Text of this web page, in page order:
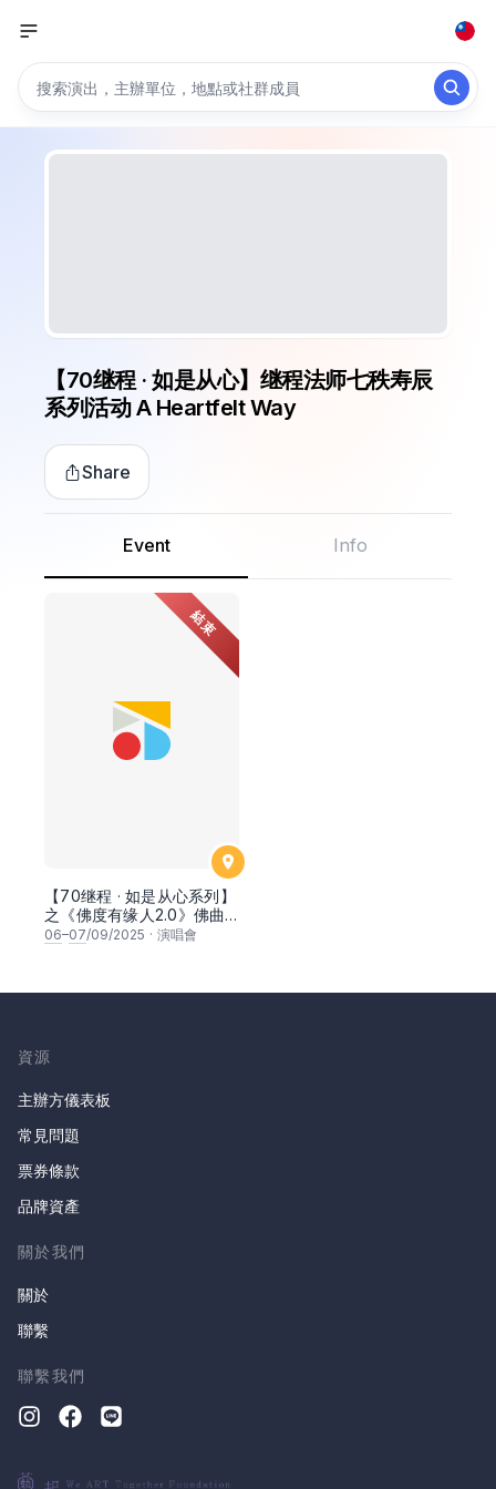
【70继程 · 如是从心】继程法师七秩寿辰
系列活动 A Heartfelt Way
Share
Event Info
結束
【70继程 · 如是从心系列】
之《佛度有缘人2.0》佛曲
演唱会 & 《无住生 · 心》共
06–07/09/2025 · 演唱會
資源
主辦方儀表板
常見問題
票券條款
品牌資產
關於我們
關於
聯繫
聯繫我們